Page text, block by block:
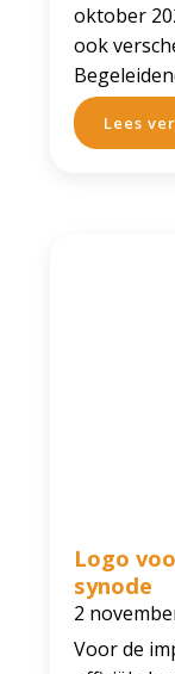
oktober
ook
Lees
Logo
synode
2
Voor de